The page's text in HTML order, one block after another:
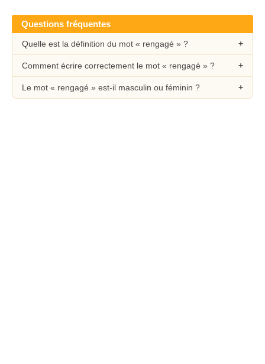
Questions fréquentes
Quelle est la définition du mot « rengagé » ?
Comment écrire correctement le mot « rengagé » ?
Le mot « rengagé » est-il masculin ou féminin ?